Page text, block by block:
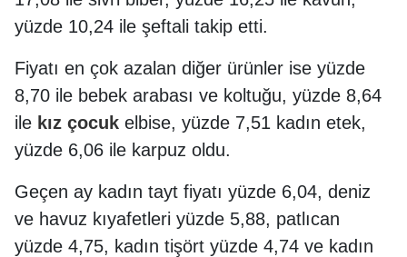
yüzde 10,24 ile şeftali takip etti.
Fiyatı en çok azalan diğer ürünler ise ​yüzde
8,70 ile bebek arabası ve koltuğu, yüzde 8,64
ile kız çocuk elbise​​​,​​​​ yüzde 7,51 kadın etek, ​​​​
yüzde 6,06 ile karpuz oldu.
Geçen ay ​kadın tayt fiyatı ​​​yüzde 6,04, ​deniz
ve havuz kıyafetleri ​​yüzde 5,88, ​patlıcan​​​​
yüzde 4,75, kadın tişört​​​​ yüzde 4,74 ve ​kadın